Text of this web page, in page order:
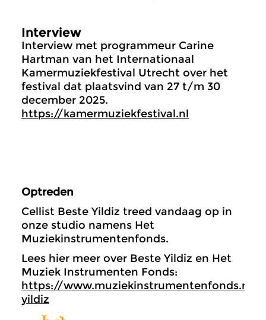
Interview
Interview met programmeur Carine
Hartman van het Internationaal
Kamermuziekfestival Utrecht over het
festival dat plaatsvind van 27 t/m 30
december 2025.
https://kamermuziekfestival.nl
Optreden
Cellist Beste Yildiz treed vandaag op in
onze studio namens Het
Muziekinstrumentenfonds.
Lees hier meer over Beste Yildiz en Het
Muziek Instrumenten Fonds:
https://www.muziekinstrumentenfonds.nl/
yildiz